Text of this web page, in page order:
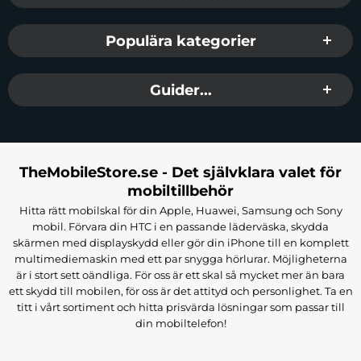
äventyr, släng helt enkelt remmen i tvättmaskinen med kläder av
liknande färg och tvätta den på ett delikat program. Solida material
garanterar motståndskraft mot nötning, repor och missfärgning. 3mk
Silicone Watch Strap för Apple™ är ett premiumtillbehör som
Beställ 3mk Silicone Watch Strap för Apple™ och se hur stor
skillnad en del kan göra.
EAN:5903108565721
Färg:
Passar:Apple Watch (42/44/45/49mm)
Populära kategorier
Guider...
TheMobileStore.se - Det självklara valet för
mobiltillbehör
Hitta rätt mobilskal för din Apple, Huawei, Samsung och Sony
mobil. Förvara din HTC i en passande läderväska, skydda
skärmen med displayskydd eller gör din iPhone till en komplett
multimediemaskin med ett par snygga hörlurar. Möjligheterna
är i stort sett oändliga. För oss är ett skal så mycket mer än bara
ett skydd till mobilen, för oss är det attityd och personlighet. Ta en
titt i vårt sortiment och hitta prisvärda lösningar som passar till
din mobiltelefon!